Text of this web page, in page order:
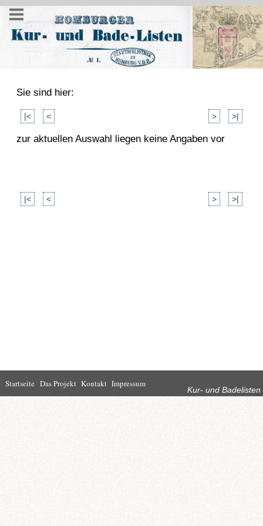
Sie sind hier:
|< < > >|
zur aktuellen Auswahl liegen keine Angaben vor
|< < > >|
Startseite
Leben in Bad
Homburg
Rathaus
Kultur Wirtschaft
Kur und
Tourismus
Kur- und Badelisten
Startseite Das Projekt Kontakt Impressum